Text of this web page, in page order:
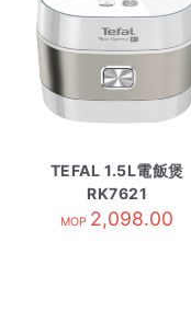
TEFAL 1.5L電飯煲
RK7621
MOP 2,098.00